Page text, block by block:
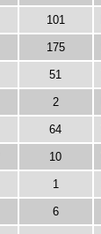
101
175
51
2
64
10
1
6